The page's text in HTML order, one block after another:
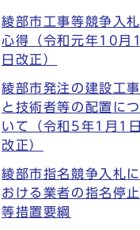
綾部市工事等競争入札
心得（令和元年10月1
日改正）
綾部市発注の建設工事
と技術者等の配置につ
いて（令和5年1月1日
改正）
綾部市指名競争入札に
おける業者の指名停止
等措置要綱